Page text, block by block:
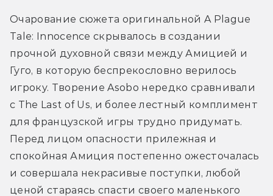
Очарование сюжета оригинальной A Plague
Tale: Innocence скрывалось в создании
прочной духовной связи между Амицией и
Гуго, в которую беспрекословно верилось
игроку. Творение Asobo нередко сравнивали
с The Last of Us, и более лестный комплимент
для французской игры трудно придумать.
Перед лицом опасности прилежная и
спокойная Амиция постепенно ожесточалась
и совершала некрасивые поступки, любой
ценой стараясь спасти своего маленького